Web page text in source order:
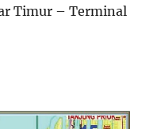
Timur – Terminal